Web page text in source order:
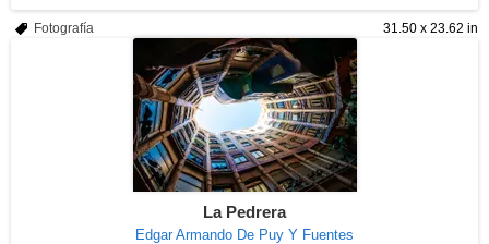
31.50 x 23.62 in
Fotografía
La Pedrera
Edgar Armando De Puy Y Fuentes